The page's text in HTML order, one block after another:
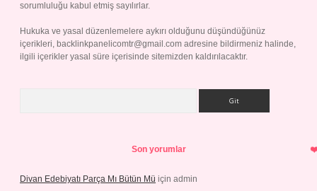
sorumluluğu kabul etmiş sayılırlar.
Hukuka ve yasal düzenlemelere aykırı olduğunu düşündüğünüz
içerikleri, backlinkpanelicomtr@gmail.com adresine bildirmeniz halinde,
ilgili içerikler yasal süre içerisinde sitemizden kaldırılacaktır.
Son yorumlar
Divan Edebiyatı Parça Mı Bütün Mü için admin